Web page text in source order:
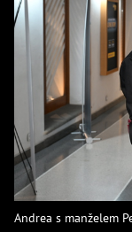
Andrea s manželem